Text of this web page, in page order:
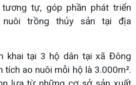
tự, góp phần phát triển
nuôi trồng thủy sản tại địa
khai tại 3 hộ dân tại xã Đông
tích ao nuôi mỗi hộ là 3.000m².